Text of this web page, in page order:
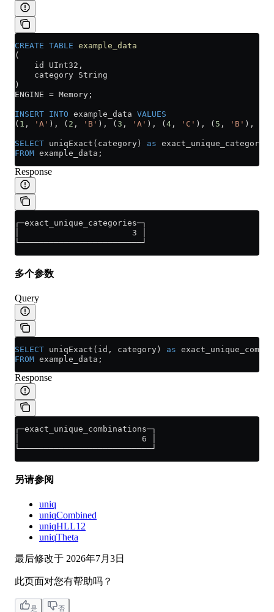
CREATE TABLE example_data
(
    id UInt32,
    category String
)
ENGINE = Memory;
INSERT INTO example_data VALUES
( 1 , 'A' ), ( 2 , 'B' ), ( 3 , 'A' ), ( 4 , 'C' ), ( 5 , 'B' ), (
SELECT uniqExact(category) as exact_unique_categories
FROM example_data;
Response
┌─exact_unique_categories─┐
│                       3 │
└─────────────────────────┘
多个参数
Query
SELECT uniqExact(id, category) as
FROM example_data;
Response
┌─exact_unique_combinations─┐
│                         6 │
└───────────────────────────┘
另请参阅
uniq
uniqCombined
uniqHLL12
uniqTheta
最后修改于 2026年7月3日
此页面对您有帮助吗？
是 否